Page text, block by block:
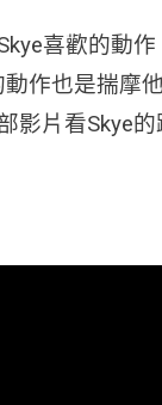
喜歡的動
動作也是揣摩
影片看Skye